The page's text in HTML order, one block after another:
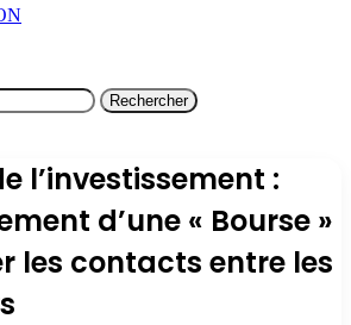
Rechercher
l’investissement :
d’une « Bourse »
les contacts entre les